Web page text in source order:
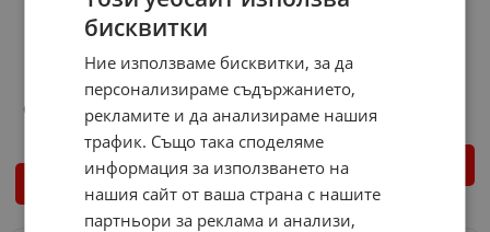
Сегментиран диамантен
диск за бетон и др.
Mannesmann
17.90 € / 35.01 лв.
Арт.№: 536186
6.44 € /
бисквитки
Ние използваме бисквитки, за да
персонализираме съдържанието,
рекламите и да анализираме нашия
трафик. Също така споделяме
информация за използването на
нашия сайт от ваша страна с нашите
партньори за реклама и анализи,